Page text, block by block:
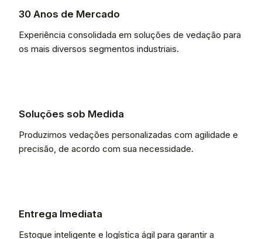
30 Anos de Mercado
Experiência consolidada em soluções de vedação para
os mais diversos segmentos industriais.
Soluções sob Medida
Produzimos vedações personalizadas com agilidade e
precisão, de acordo com sua necessidade.
Entrega Imediata
Estoque inteligente e logística ágil para garantir a